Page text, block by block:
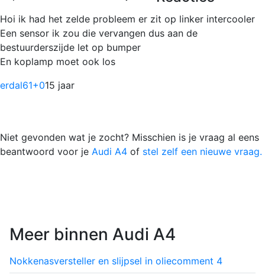
Hoi ik had het zelde probleem er zit op linker intercooler
Een sensor ik zou die vervangen dus aan de
bestuurderszijde let op bumper
En koplamp moet ook los
erdal61+015 jaar
Niet gevonden wat je zocht? Misschien is je vraag al eens
beantwoord voor je Audi A4 of stel zelf een nieuwe vraag.
Meer binnen Audi A4
Nokkenasversteller en slijpsel in oliecomment 4